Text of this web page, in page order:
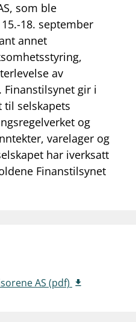
som ble
18. september
annet
av
Finanstilsynet gir i
selskapets
og
varelager og
har iverksatt
Finanstilsynet
AS (pdf)